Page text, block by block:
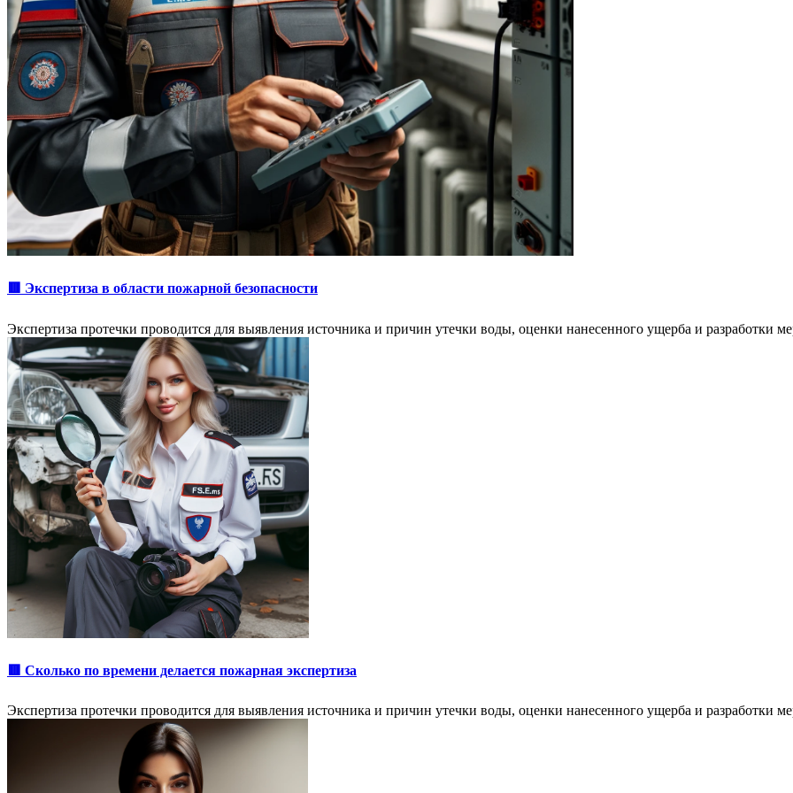
🟥 Экспертиза в области пожарной безопасности
Экспертиза протечки проводится для выявления источника и причин утечки воды, оценки нанесенного ущерба и разработки
🟥 Сколько по времени делается пожарная экспертиза
Экспертиза протечки проводится для выявления источника и причин утечки воды, оценки нанесенного ущерба и разработки